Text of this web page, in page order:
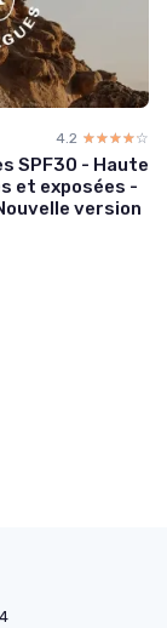
4.2 ☆☆☆☆☆
★★★★★
SPF30 - Haute
et exposées -
version